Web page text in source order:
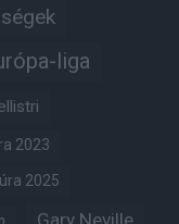
liga
2023
2025
Gary Neville